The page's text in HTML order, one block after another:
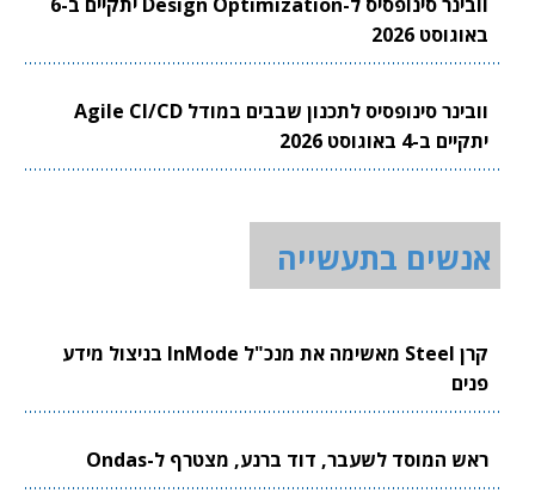
באוגוסט 2026
וובינר סינופסיס לתכנון שבבים במודל Agile CI/CD
יתקיים ב-4 באוגוסט 2026
אנשים בתעשייה
קרן Steel מאשימה את מנכ"ל InMode בניצול מידע
פנים
ראש המוסד לשעבר, דוד ברנע, מצטרף ל-Ondas